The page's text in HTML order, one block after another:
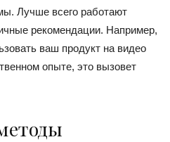
Лучше всего работают
рекомендации. Например,
ваш продукт на видео
опыте, это вызовет